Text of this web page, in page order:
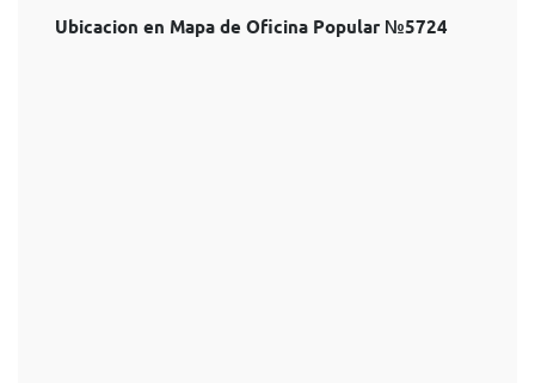
Ubicacion en Mapa de Oficina Popular №5724